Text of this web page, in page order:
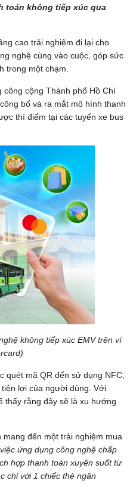
toán không tiếp xúc qua
cao trải nghiệm đi lại cho
nghệ cùng vào cuộc, góp sức
trong một chạm.
công cộng Thành phố Hồ Chí
bố và ra mắt mô hình thanh
thí điểm tại các tuyến xe bus
không tiếp xúc EMV trên ví
quét mã QR đến sử dụng NFC,
lợi của người dùng. Với
thấy rằng đây sẽ là xu hướng
đến một trải nghiệm mua
ứng dụng công nghệ chấp
hợp thanh toán xuyên suốt từ
chỉ với 1 chiếc thẻ ngân